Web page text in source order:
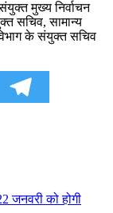
मुख्य निर्वाचन
सचिव, सामान्य
के संयुक्त सचिव
जनवरी को होगी